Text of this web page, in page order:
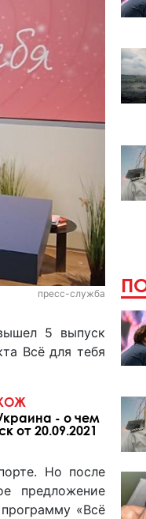
пресс-служба
5 выпуск
Всё для тебя
- о чем
от 20.09.2021
Но после
предложение
«Всё